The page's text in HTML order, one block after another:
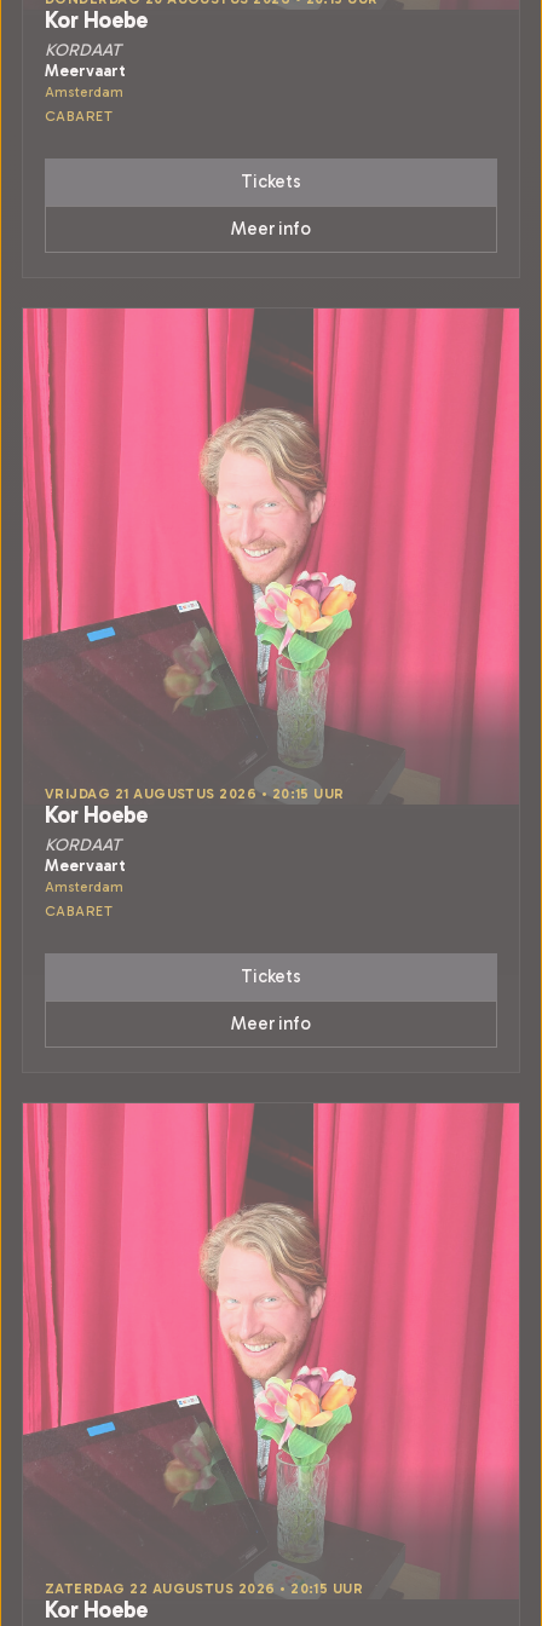
Kor Hoebe
KORDAAT
Meervaart
Amsterdam
CABARET
Tickets
Meer info
VRIJDAG 21 AUGUSTUS 2026 • 20:15 UUR
Kor Hoebe
KORDAAT
Meervaart
Amsterdam
CABARET
Tickets
Meer info
ZATERDAG 22 AUGUSTUS 2026 • 20:15 UUR
Kor Hoebe